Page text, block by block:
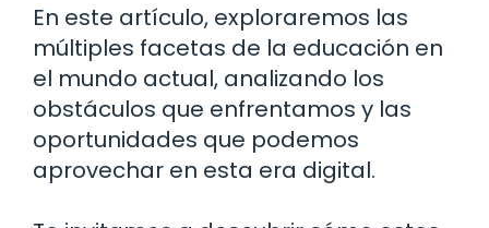
En este artículo, exploraremos las
múltiples facetas de la educación en
el mundo actual, analizando los
obstáculos que enfrentamos y las
oportunidades que podemos
aprovechar en esta era digital.